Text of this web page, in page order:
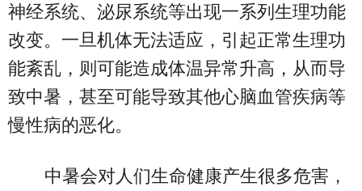
神经系统、泌尿系统等出现一系列生理功能
改变。一旦机体无法适应，引起正常生理功
能紊乱，则可能造成体温异常升高，从而导
致中暑，甚至可能导致其他心脑血管疾病等
慢性病的恶化。
中暑会对人们生命健康产生很多危害，